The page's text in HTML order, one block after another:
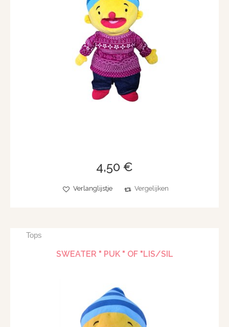
4,50 €
Verlanglijstje Vergelijken
Tops
SWEATER " PUK " OF "LIS/SIL